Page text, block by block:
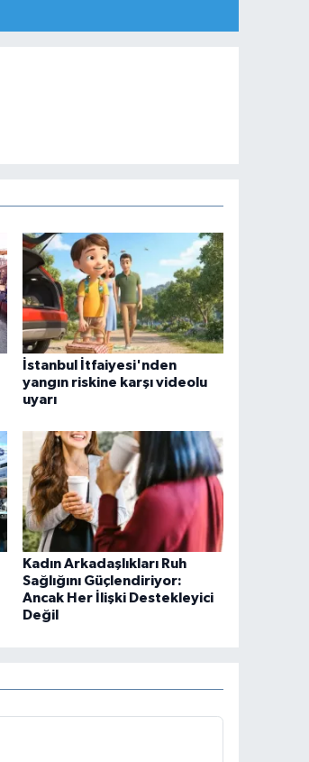
İstanbul İtfaiyesi'nden
yangın riskine karşı videolu
uyarı
Kadın Arkadaşlıkları Ruh
Sağlığını Güçlendiriyor:
Ancak Her İlişki Destekleyici
Değil